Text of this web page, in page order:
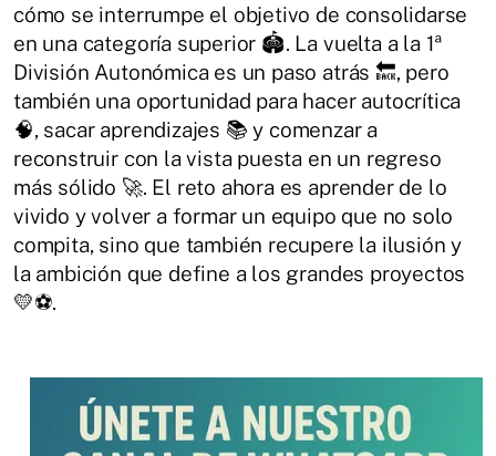
cómo se interrumpe el objetivo de consolidarse
en una categoría superior 🏟️. La vuelta a la 1ª
División Autonómica es un paso atrás 🔙, pero
también una oportunidad para hacer autocrítica
🧠, sacar aprendizajes 📚 y comenzar a
reconstruir con la vista puesta en un regreso
más sólido 🚀. El reto ahora es aprender de lo
vivido y volver a formar un equipo que no solo
compita, sino que también recupere la ilusión y
la ambición que define a los grandes proyectos
💛⚽.